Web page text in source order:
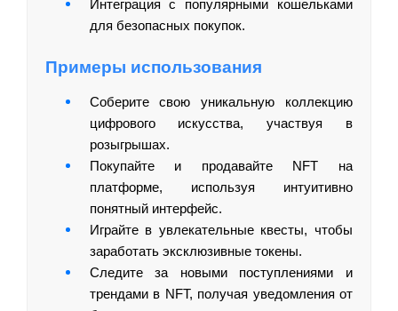
Интеграция с популярными кошельками
для безопасных покупок.
Примеры использования
Соберите свою уникальную коллекцию
цифрового искусства, участвуя в
розыгрышах.
Покупайте и продавайте NFT на
платформе, используя интуитивно
понятный интерфейс.
Играйте в увлекательные квесты, чтобы
заработать эксклюзивные токены.
Следите за новыми поступлениями и
трендами в NFT, получая уведомления от